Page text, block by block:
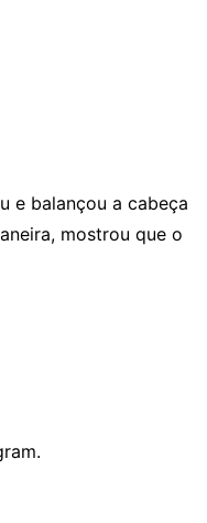
e balançou a cabeça
mostrou que o